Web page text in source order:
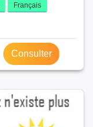
Français
Consulter